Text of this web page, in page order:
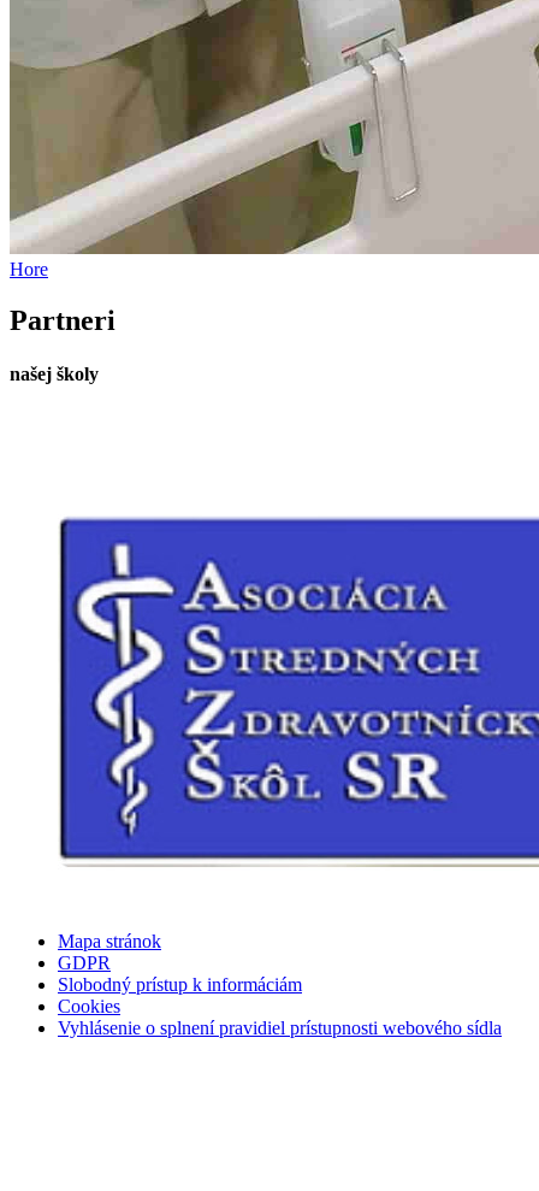
Hore
Partneri
našej školy
Mapa stránok
GDPR
Slobodný prístup k informáciám
Cookies
Vyhlásenie o splnení pravidiel prístupnosti webového sídla